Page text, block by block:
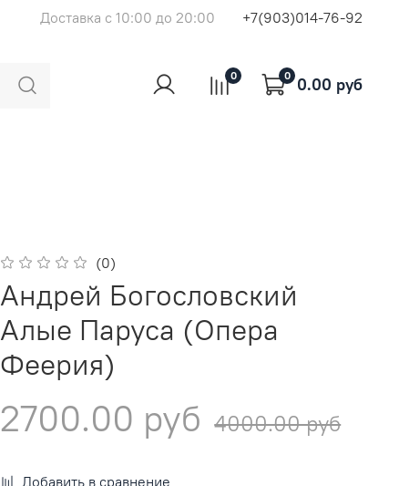
Доставка с 10:00 до 20:00 +7(903)014-76-92
0 0 0.00 руб
(0)
Андрей Богословский
Алые Паруса (Опера
Феерия)
2700.00 руб 4000.00 руб
Добавить в сравнение